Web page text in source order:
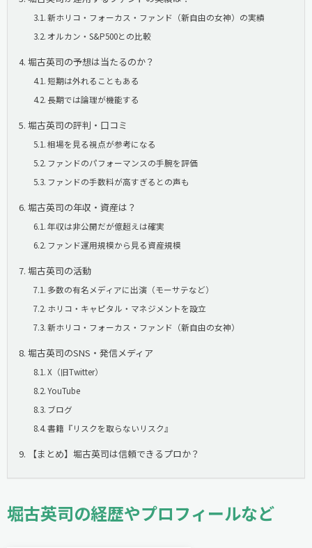
新ホリコ・フォーカス・ファンド（新自由の女神）の実績
オルカン・S&P500との比較
堀古英司の予想は当たるのか？
短期は外れることもある
長期では論理が機能する
堀古英司の評判・口コミ
相場を見る視点が参考になる
ファンドのパフォーマンスの手腕を評価
ファンドの手数料が高すぎるとの声も
堀古英司の年収・資産は？
年収は非公開だが億超えは確実
ファンド運用規模から見る資産規模
堀古英司の活動
多数の有名メディアに出演（モーサテなど）
ホリコ・キャピタル・マネジメントを設立
新ホリコ・フォーカス・ファンド（新自由の女神）
堀古英司のSNS・発信メディア
X（旧Twitter）
YouTube
ブログ
書籍『リスクを取らないリスク』
【まとめ】堀古英司は信頼できるプロか？
堀古英司の経歴やプロフィールなど